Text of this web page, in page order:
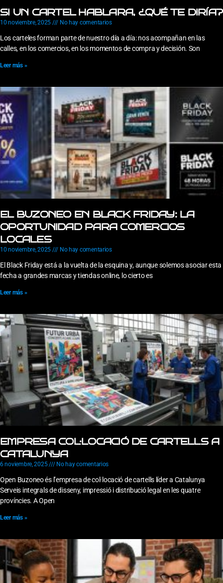
SI UN CARTEL HABLARA, ¿QUÉ TE DIRÍA?
10 noviembre, 2025 No hay comentarios
Los carteles forman parte de nuestro día a día: nos acompañan en las
calles, en los comercios, en los momentos de compra y decisión. Son
Leer más »
EL BUZONEO EN BLACK FRIDAY: LA
OPORTUNIDAD PARA COMERCIOS
LOCALES
10 noviembre, 2025 No hay comentarios
El Black Friday está a la vuelta de la esquina y, aunque solemos asociar esta
fecha a grandes marcas y tiendas online, lo cierto es
Leer más »
EMPRESA COL·LOCACIÓ DE CARTELLS A
CATALUNYA
6 noviembre, 2025 No hay comentarios
Open Buzoneo és l’empresa de col·locació de cartells líder a Catalunya
Serveis integrals de disseny, impressió i distribució legal en les quatre
províncies. A Open
Leer más »